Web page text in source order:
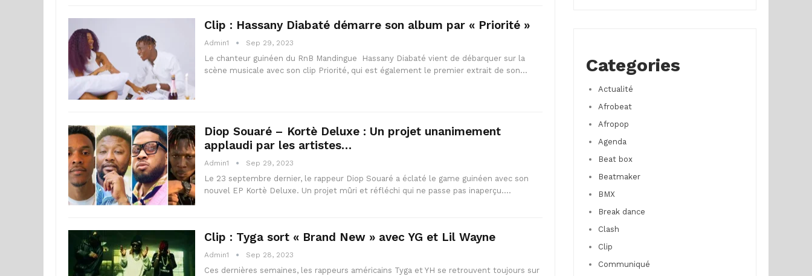
Clip : Hassany Diabaté démarre son album par « Priorité »
Admin1 Sep 29, 2023
Le chanteur guinéen du RnB Mandingue Hassany Diabaté vient de débarquer sur la
scène musicale avec son clip Priorité, qui est également le premier extrait de son…
Diop Souaré – Kortè Deluxe : Un projet unanimement
applaudi par les artistes…
Admin1 Sep 29, 2023
Le 23 septembre dernier, le rappeur Diop Souaré a éclaté le game guinéen avec son
nouvel EP Kortè Deluxe. Un projet mûri et réfléchi qui ne passe pas inaperçu.…
Clip : Tyga sort « Brand New » avec YG et Lil Wayne
Admin1 Sep 28, 2023
Ces dernières semaines, les rappeurs américains Tyga et YH se retrouvent toujours sur
Categories
Actualité
Afrobeat
Afropop
Agenda
Beat box
Beatmaker
BMX
Break dance
Clash
Clip
Communiqué